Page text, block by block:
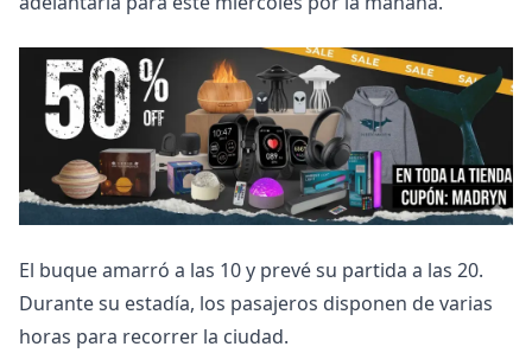
El buque amarró a las 10 y prevé su partida a las 20.
Durante su estadía, los pasajeros disponen de varias
horas para recorrer la ciudad.